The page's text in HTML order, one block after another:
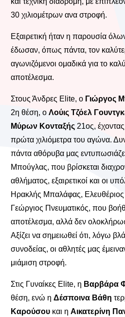
30 χιλιομέτρων ανα στροφή.
Εξαιρετική ήταν η παρουσία
έδωσαν, όπως πάντα, τον
αγωνιζόμενοι ομαδικά για το
αποτέλεσμα.
Στους Άνδρες Elite, ο Γιώργος
2η θέση, οΛούις Τζόελ
Μύρων Κονταξής 21ος,
πρώτα χιλιόμετρα του αγώνα.
πάντα αθόρυβα μας
Μπούγλας, που βρίσκεται
αθλήματος, εξαιρετικοί και οι
Ηρακλής Μπαλάφας,
Γεώργιος Πνευματικός, που
αποτέλεσμα, αλλά δεν
Αξίζει να σημειωθεί ότι, λόγω
συνοδείας, οι αθλητές μας
μιάμιση στροφή.
Στις Γυναίκες Elite, η Βαρβάρα
θέση, ενώ ηΔέσποινα Βάθη
Καρούσου και ηΑικατερίνη